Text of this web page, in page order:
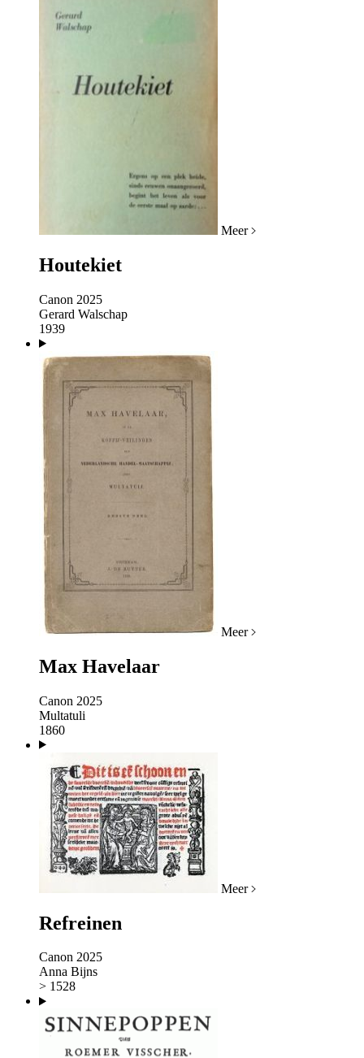
Meer
Houtekiet
Canon 2025
Gerard Walschap
1939
Meer
Max Havelaar
Canon 2025
Multatuli
1860
Meer
Refreinen
Canon 2025
Anna Bijns
> 1528